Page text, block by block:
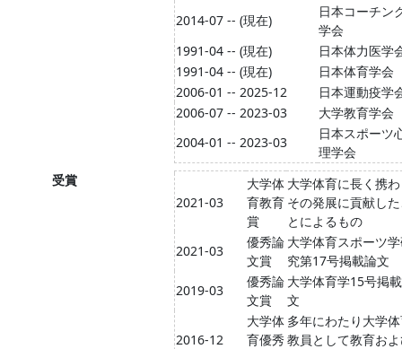
2014-07 -- (現在)
日本コーチン
学会
1991-04 -- (現在)
日本体力医学
1991-04 -- (現在)
日本体育学会
2006-01 -- 2025-12
日本運動疫学
2006-07 -- 2023-03
大学教育学会
2004-01 -- 2023-03
日本スポーツ
理学会
受賞
2021-03
大学体
育教育
賞
大学体育に長く携
その発展に貢献し
とによるもの
2021-03
優秀論
文賞
大学体育スポーツ
究第17号掲載論文
2019-03
優秀論
文賞
大学体育学15号掲
文
2016-12
大学体
育優秀
多年にわたり大学
教員として教育お